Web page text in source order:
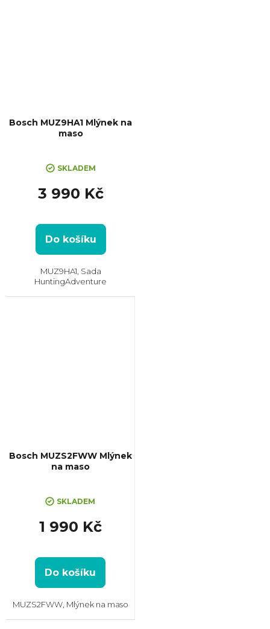
Bosch MUZ9HA1 Mlýnek na
maso
SKLADEM
3 990 Kč
Do košíku
MUZ9HA1, Sada
HuntingAdventure
Bosch MUZS2FWW Mlýnek
na maso
SKLADEM
1 990 Kč
Do košíku
MUZS2FWW, Mlýnek na maso